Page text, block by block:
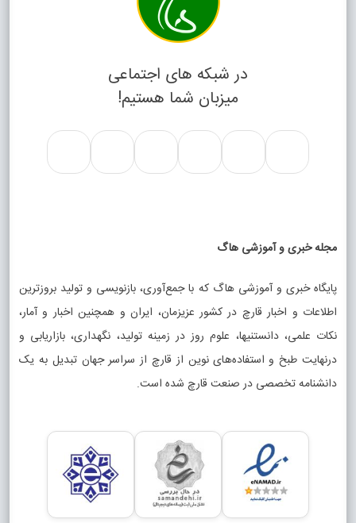
در شبکه های اجتماعی
میزبان شما هستیم!
مجله خبری و آموزشی هاگ
پایگاه خبری و آموزشی هاگ که با جمع‌آوری، بازنویسی و تولید بروزترین
اطلاعات و اخبار قارچ در کشور عزیزمان، ایران و همچنین اخبار و آمار،
نکات علمی، دانستنیها، علوم روز در زمینه تولید، نگهداری، بازاریابی و
درنهایت طبخ و استفاده‌های نوین از قارچ از سراسر جهان تبدیل به یک
دانشنامه تخصصی در صنعت قارچ شده است.